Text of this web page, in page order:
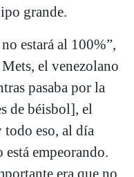
grande.
estará al 100%”,
el venezolano
pasaba por la
de béisbol], el
todo eso, al día
está empeorando.